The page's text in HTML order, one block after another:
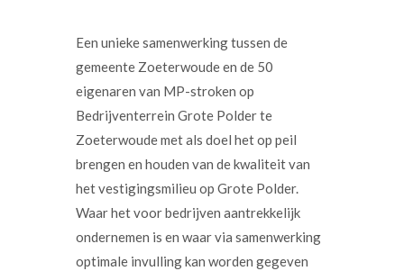
Een unieke samenwerking tussen de
gemeente Zoeterwoude en de 50
eigenaren van MP-stroken op
Bedrijventerrein Grote Polder te
Zoeterwoude met als doel het op peil
brengen en houden van de kwaliteit van
het vestigingsmilieu op Grote Polder.
Waar het voor bedrijven aantrekkelijk
ondernemen is en waar via samenwerking
optimale invulling kan worden gegeven